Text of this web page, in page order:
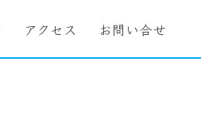
アクセス お問い合せ